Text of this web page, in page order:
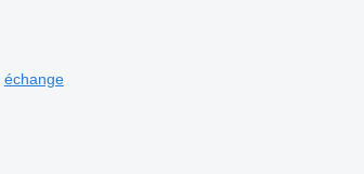
échange